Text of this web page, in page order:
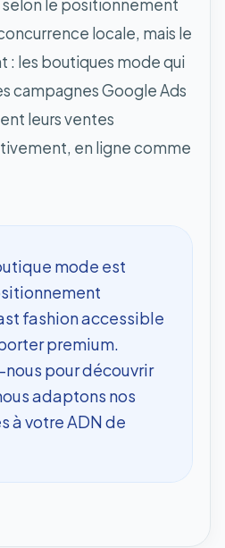
selon le positionnement
locale, mais le
: les boutiques mode qui
campagnes Google Ads
leurs ventes
en ligne comme
mode est
fashion accessible
premium.
pour découvrir
adaptons nos
à votre ADN de